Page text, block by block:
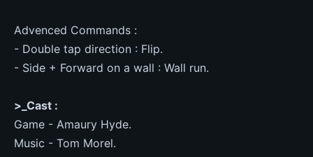
Advenced Commands :
- Double tap direction : Flip.
- Side + Forward on a wall : Wall run.
>_Cast :
Game - Amaury Hyde.
Music - Tom Morel.